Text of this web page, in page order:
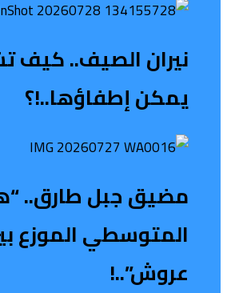
نيران الصيف..
يمكن إطفاؤها..!؟
مضيق جبل طارق..
المتوسطي الموزع
عروش”..!